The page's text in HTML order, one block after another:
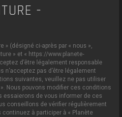
-
» (désigné ci-après par « nous »,
» et « https://www.planete-
d’être légalement responsable
pas d’être légalement
suivantes, veuillez ne pas utiliser
Nous pouvons modifier ces conditions
essaierons de vous informer de ces
conseillons de vérifier régulièrement
à participer à « Planète